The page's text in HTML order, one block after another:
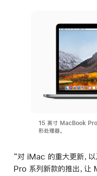
15 英寸 MacBook Pro
形处理器。
“对 iMac 的重大更新，
Pro 系列新款的推出，让